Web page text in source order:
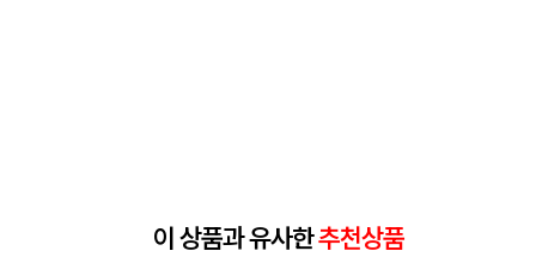
이 상품과 유사한추천상품